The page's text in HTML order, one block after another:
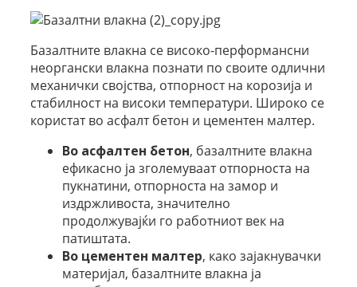
Базалтните влакна се високо-перформансни
неоргански влакна познати по своите одлични
механички својства, отпорност на корозија и
стабилност на високи температури. Широко се
користат во асфалт бетон и цементен малтер.
Во асфалтен бетон, базалтните влакна
ефикасно ја зголемуваат отпорноста на
пукнатини, отпорноста на замор и
издржливоста, значително
продолжувајќи го работниот век на
патиштата.
Во цементен малтер, како зајакнувачки
материјал, базалтните влакна ја